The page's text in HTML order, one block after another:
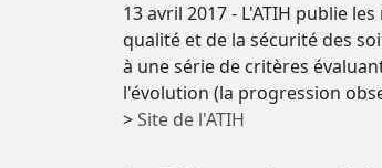
13 avril 2017 - L'ATIH publie
qualité et de la sécurité des
à une série de critères
l'évolution (la progression
>Site de l'ATIH